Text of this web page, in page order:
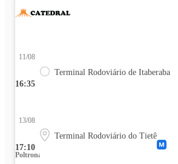
16:35
11/08
Terminal Rodoviário de Itaberaba
17:10
13/08
Terminal Rodoviário do Tietê
Poltrona